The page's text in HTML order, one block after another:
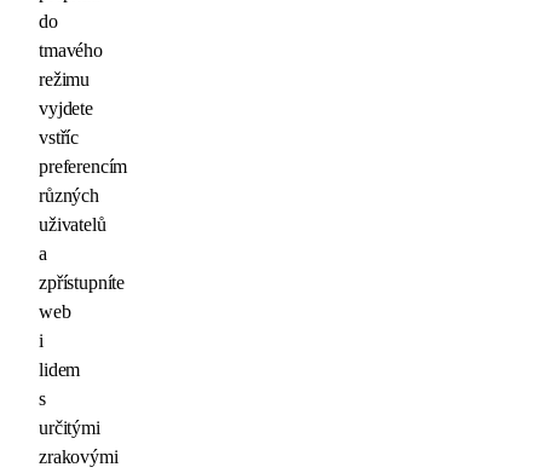
do
tmavého
režimu
vyjdete
vstříc
preferencím
různých
uživatelů
a
zpřístupníte
web
i
lidem
s
určitými
zrakovými